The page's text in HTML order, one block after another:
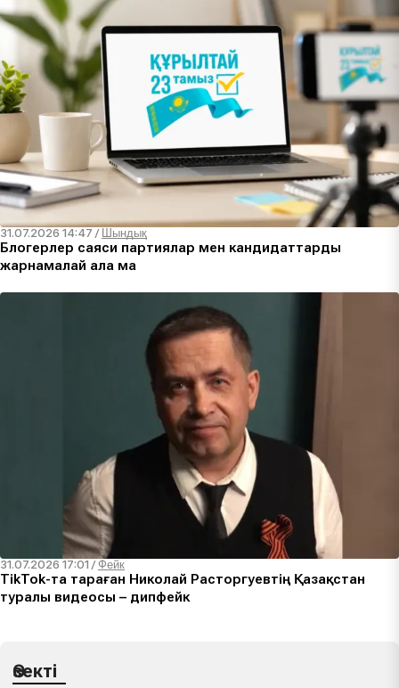
31.07.2026 14:47 / Шындық
Блогерлер саяси партиялар мен кандидаттарды
жарнамалай ала ма
31.07.2026 17:01 /Фейк
TikTok-та тараған Николай Расторгуевтің Қазақстан
туралы видеосы – дипфейк
Өзекті